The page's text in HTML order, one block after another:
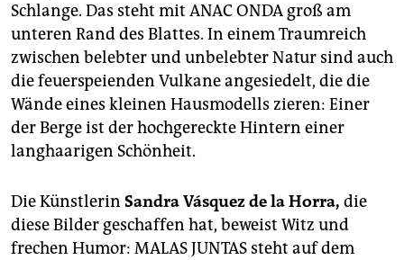
Schlange. Das steht mit ­ANA­C ONDA groß am
unteren Rand des Blattes. In einem Traumreich
zwischen belebter und unbelebter Natur sind auch
die feuerspeienden Vulkane angesiedelt, die die
Wände eines kleinen Hausmodells zieren: Einer
der Berge ist der hochgereckte Hintern einer
langhaarigen Schönheit.
Die Künstlerin Sandra Vásquez de la Horra, die
diese Bilder geschaffen hat, beweist Witz und
frechen Humor: MALAS JUNTAS steht auf dem